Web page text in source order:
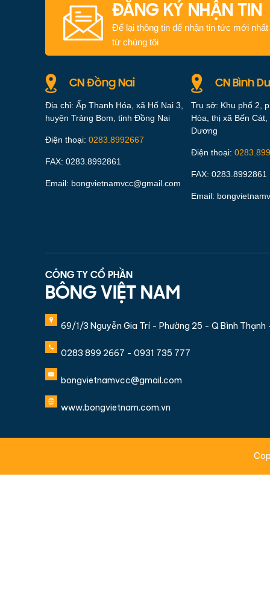
ĐĂNG KÝ NHẬN TIN
Để lại thông tin để nhận tin tức mới nhất
từ chúng tôi
CN Đồng Nai
Địa chỉ: Ấp Thanh Hóa, xã Hố Nai 3,
huyện Trảng Bom, tỉnh Đồng Nai
Điện thoại: 0283.8992667
FAX: 0283.8992861
Email: bongvietnamvcc@gmail.com
CN Bình
Trụ sở: Khu phố 2,
Hòa, thị xã Bến
Dương
Điện thoại:
FAX: 0283.8992861
Email:
CÔNG TY CỔ PHẦN
BÔNG VIỆT NAM
69/1/3 Nguyễn Gia Trí - Phường 25 - Q Bình Thạnh
0283 899 2667 - 0931 735 777
bongvietnamvcc@gmail.com
www.bongvietnam.com.vn